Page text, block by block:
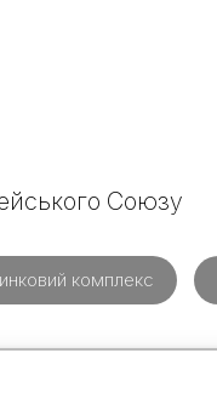
Союзу
комплекс